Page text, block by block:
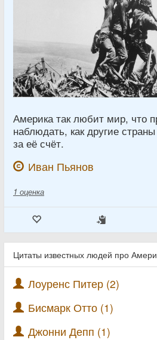
Америка так любит мир, что
наблюдать, как другие
за её счёт.
Иван Пьянов
1 оценка
Цитаты известных людей про
Лоуренс Питер (2)
Бисмарк Отто (1)
Джонни Депп (1)